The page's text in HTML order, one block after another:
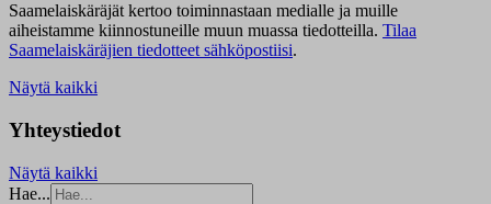
Saamelaiskäräjät kertoo toiminnastaan medialle ja muille
aiheistamme kiinnostuneille muun muassa tiedotteilla. Tilaa
Saamelaiskäräjien tiedotteet sähköpostiisi.
Näytä kaikki
Yhteystiedot
Näytä kaikki
Hae...